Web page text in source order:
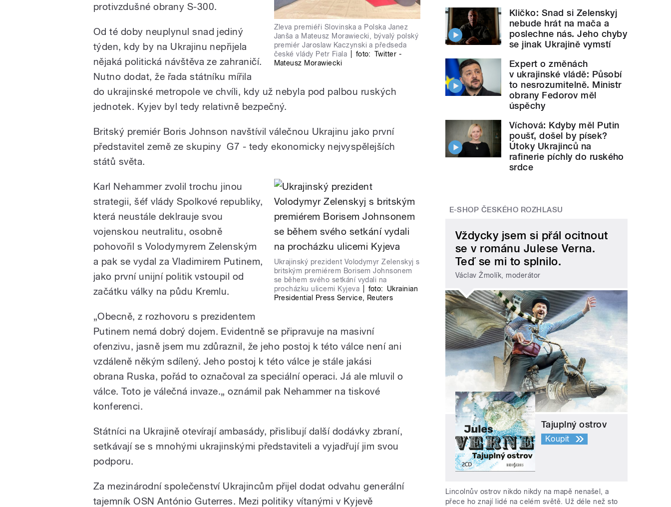
Zleva premiéři Slovinska a Polska Janez
Janša a Mateusz Morawiecki, bývalý polský
premiér Jaroslaw Kaczynski a předseda
české vlády Petr Fiala
foto: Twitter -
Mateusz Morawiecki
protivzdušné obrany S-300.
Od té doby neuplynul snad jediný
týden, kdy by na Ukrajinu nepřijela
nějaká politická návštěva ze zahraničí.
Nutno dodat, že řada státníku mířila
do ukrajinské metropole ve chvíli, kdy už nebyla pod palbou ruských
jednotek. Kyjev byl tedy relativně bezpečný.
Britský premiér Boris Johnson navštívil válečnou Ukrajinu jako první
představitel země ze skupiny G7 - tedy ekonomicky nejvyspělejších
států světa.
Ukrajinský prezident Volodymyr Zelenskyj s
britským premiérem Borisem Johnsonem
se během svého setkání vydali na
procházku ulicemi Kyjeva
foto:
Ukrainian
Presidential Press Service, Reuters
Karl Nehammer zvolil trochu jinou
strategii, šéf vlády Spolkové republiky,
která neustále deklrauje svou
vojenskou neutralitu, osobně
pohovořil s Volodymyrem Zelenským
a pak se vydal za Vladimirem Putinem,
jako první unijní politik vstoupil od
začátku války na půdu Kremlu.
„Obecně, z rozhovoru s prezidentem
Putinem nemá dobrý dojem. Evidentně se připravuje na masivní
ofenzivu, jasně jsem mu zdůraznil, že jeho postoj k této válce není ani
vzdáleně někým sdílený. Jeho postoj k této válce je stále jakási
obrana Ruska, pořád to označoval za speciální operaci. Já ale mluvil o
válce. Toto je válečná invaze.„ oznámil pak Nehammer na tiskové
konferenci.
Státníci na Ukrajině otevírají ambasády, přislibují další dodávky zbraní,
setkávají se s mnohými ukrajinskými představiteli a vyjadřují jim svou
podporu.
Za mezinárodní společenství Ukrajincům přijel dodat odvahu generální
tajemník OSN António Guterres. Mezi politiky vítanými v Kyjevě
Kličko: Snad si Zelenskyj
nebude hrát na mača a
poslechne nás. Jeho chyby
se jinak Ukrajině vymstí
Expert o změnách
v ukrajinské vládě: Působí
to nesrozumitelně. Ministr
obrany Fedorov měl
úspěchy
Víchová: Kdyby měl Putin
poušť, došel by písek?
Útoky Ukrajinců na
rafinerie píchly do ruského
srdce
E-SHOP ČESKÉHO ROZHLASU
Vždycky jsem si přál ocitnout
se v románu Julese Verna.
Teď se mi to splnilo.
Václav Žmolík, moderátor
Tajuplný ostrov
Koupit
Lincolnův ostrov nikdo nikdy na mapě nenašel, a
přece ho znají lidé na celém světě. Už déle než sto